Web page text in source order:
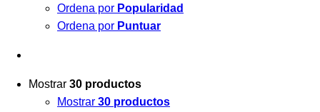
Ordena por Popularidad
Ordena por Puntuar
Mostrar 30 productos
Mostrar 30 productos